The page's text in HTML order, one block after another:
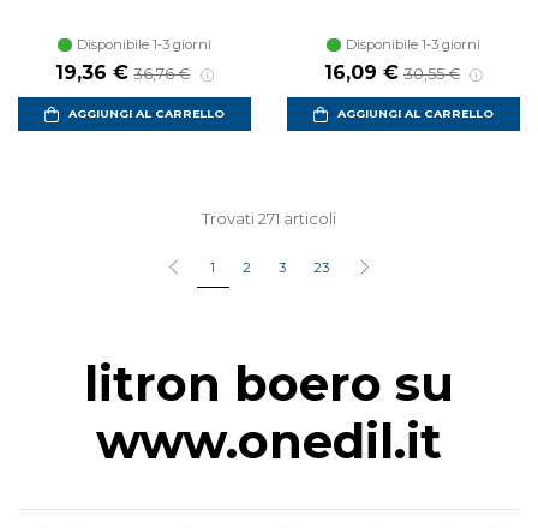
Disponibile 1-3 giorni
19,36 € 36,76 €
AGGIUNGI AL CARRELLO
Disponibile 1-3 giorni
16,09 € 30,55 €
AGGIUNGI AL CARRELLO
Trovati 271 articoli
1 2 3 23
litron boero su
www.onedil.it